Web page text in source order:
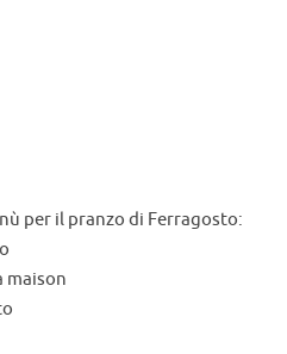
per il pranzo di Ferragosto:
maison